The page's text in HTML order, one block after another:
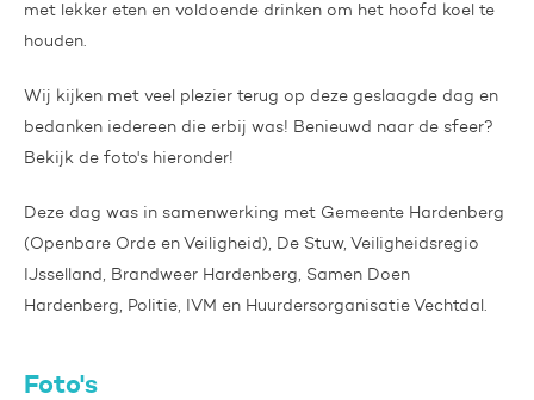
met lekker eten en voldoende drinken om het hoofd koel te
houden.
Wij kijken met veel plezier terug op deze geslaagde dag en
bedanken iedereen die erbij was! Benieuwd naar de sfeer?
Bekijk de foto's hieronder!
Deze dag was in samenwerking met Gemeente Hardenberg
(Openbare Orde en Veiligheid), De Stuw, Veiligheidsregio
IJsselland, Brandweer Hardenberg, Samen Doen
Hardenberg, Politie, IVM en Huurdersorganisatie Vechtdal.
Foto's